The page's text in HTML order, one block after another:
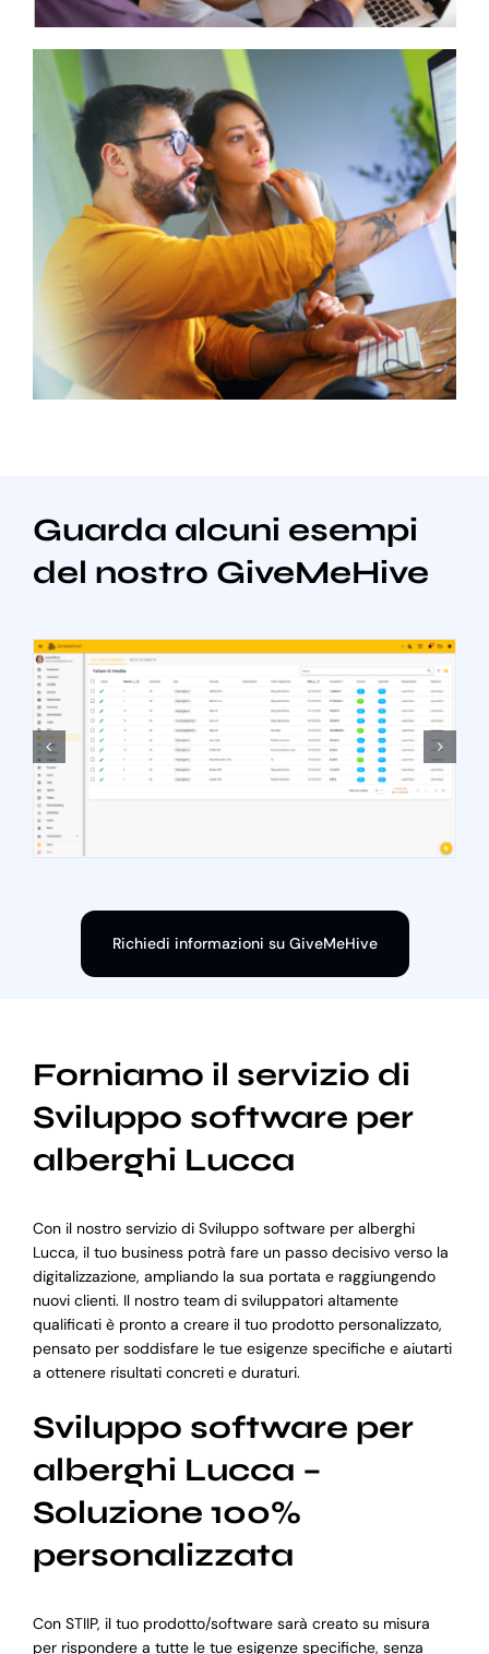
Guarda alcuni esempi
del nostro GiveMeHive
Richiedi informazioni su GiveMeHive
Forniamo il servizio di
Sviluppo software per
alberghi Lucca
Con il nostro servizio di Sviluppo software per alberghi
Lucca, il tuo business potrà fare un passo decisivo verso la
digitalizzazione, ampliando la sua portata e raggiungendo
nuovi clienti. Il nostro team di sviluppatori altamente
qualificati è pronto a creare il tuo prodotto personalizzato,
pensato per soddisfare le tue esigenze specifiche e aiutarti
a ottenere risultati concreti e duraturi.
Sviluppo software per
alberghi Lucca –
Soluzione 100%
personalizzata
Con STIIP, il tuo prodotto/software sarà creato su misura
per rispondere a tutte le tue esigenze specifiche, senza